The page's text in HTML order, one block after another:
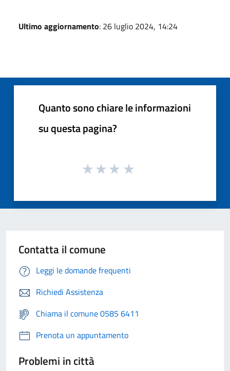
Ultimo aggiornamento: 26 luglio 2024, 14:24
Quanto sono chiare le informazioni
su questa pagina?
Contatta il comune
Leggi le domande frequenti
Richiedi Assistenza
Chiama il comune 0585 6411
Prenota un appuntamento
Problemi in città